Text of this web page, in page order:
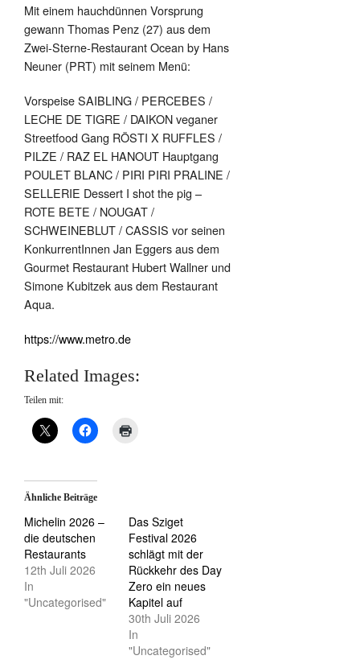
Mit einem hauchdünnen Vorsprung
gewann Thomas Penz (27) aus dem
Zwei-Sterne-Restaurant Ocean by Hans
Neuner (PRT) mit seinem Menü:
Vorspeise SAIBLING / PERCEBES /
LECHE DE TIGRE / DAIKON veganer
Streetfood Gang RÖSTI X RUFFLES /
PILZE / RAZ EL HANOUT Hauptgang
POULET BLANC / PIRI PIRI PRALINE /
SELLERIE Dessert I shot the pig –
ROTE BETE / NOUGAT /
SCHWEINEBLUT / CASSIS vor seinen
KonkurrentInnen Jan Eggers aus dem
Gourmet Restaurant Hubert Wallner und
Simone Kubitzek aus dem Restaurant
Aqua.
https://www.metro.de
Related Images:
Teilen mit:
Ähnliche Beiträge
Michelin 2026 –
die deutschen
Restaurants
12th Juli 2026
In
"Uncategorised"
Das Sziget
Festival 2026
schlägt mit der
Rückkehr des Day
Zero ein neues
Kapitel auf
30th Juli 2026
In
"Uncategorised"